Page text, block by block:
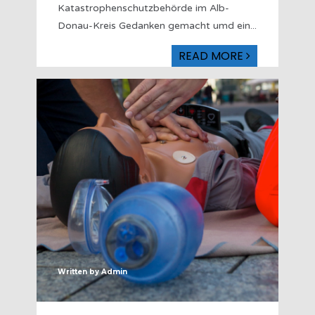
Katastrophenschutzbehörde im Alb-
Donau-Kreis Gedanken gemacht umd ein...
READ MORE
Written byAdmin